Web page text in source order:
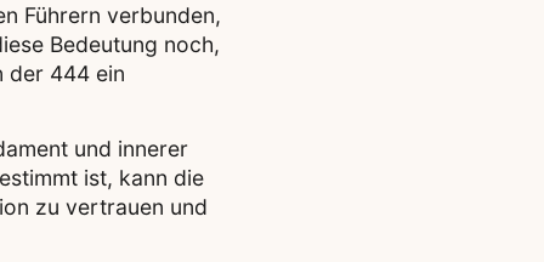
Führern verbunden,
Bedeutung noch,
der 444 ein
und innerer
ist, kann die
zu vertrauen und